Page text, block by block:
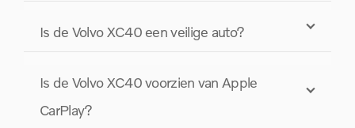
Is de Volvo XC40 een veilige auto?
Is de Volvo XC40 voorzien van Apple
CarPlay?